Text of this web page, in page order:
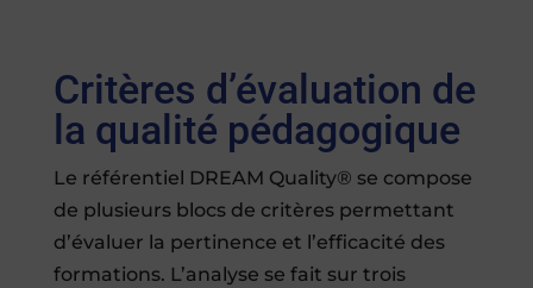
Critères d’évaluation de
la qualité pédagogique
Le référentiel DREAM Quality® se compose
de plusieurs blocs de critères permettant
d’évaluer la pertinence et l’efficacité des
formations. L’analyse se fait sur trois